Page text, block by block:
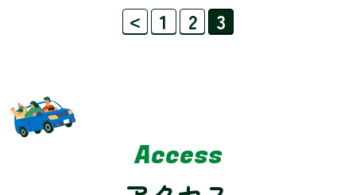
< 1 2 3
Access